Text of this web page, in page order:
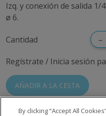
Izq. y conexión de salida 1/
ø 6.
Cantidad –
AÑADIR A LA CESTA
By clicking “Accept All